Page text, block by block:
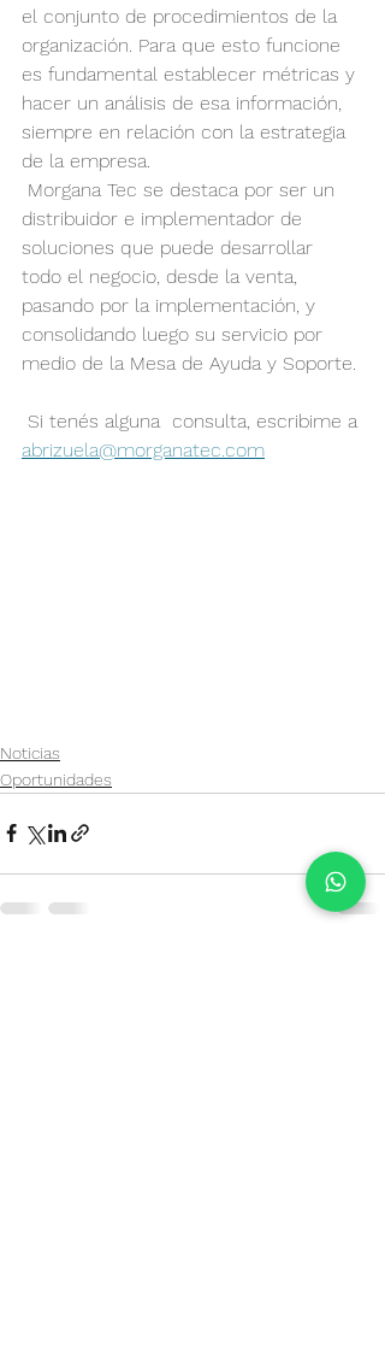
el conjunto de procedimientos de la
organización. Para que esto funcione
es fundamental establecer métricas y
hacer un análisis de esa información,
siempre en relación con la estrategia
de la empresa.
distribuidor e implementador de
soluciones que puede desarrollar
todo el negocio, desde la venta,
pasando por la implementación, y
consolidando luego su servicio por
medio de la Mesa de Ayuda y Soporte.
Si tenés alguna  consulta, escribime a
abrizuela@morganatec.com
Noticias
Oportunidades